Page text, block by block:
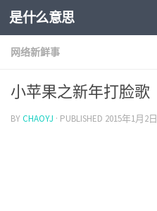
是什么意思
网络新鲜事
小苹果之新年打脸歌
BYCHAOYJ · PUBLISHED 2015年1月2日